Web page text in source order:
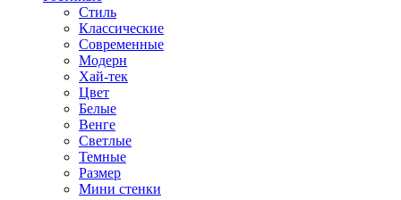
Стиль
Классические
Современные
Модерн
Хай-тек
Цвет
Белые
Венге
Светлые
Темные
Размер
Мини стенки